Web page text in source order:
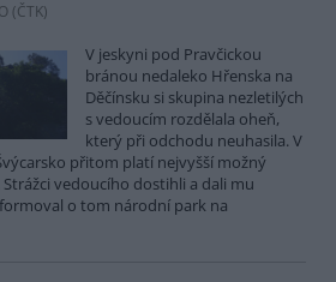
(ČTK)
V jeskyni pod Pravčickou
bránou nedaleko Hřenska na
Děčínsku si skupina nezletilých
s vedoucím rozdělala oheň,
který při odchodu neuhasila. V
přitom platí nejvyšší možný
vedoucího dostihli a dali mu
o tom národní park na